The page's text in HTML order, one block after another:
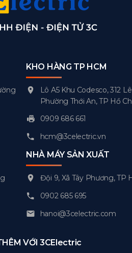
KHO HÀNG TP HCM
Lô A5 Khu Codesco, 312
Phường Thới An, TP Hồ
0909 686 661
hcm@3celectric.vn
NHÀ MÁY SẢN XUẤT
Đội 9, Xã Tây Phương, TP
0902 685 695
hanoi@3celectric.com
VỚI 3CElectric